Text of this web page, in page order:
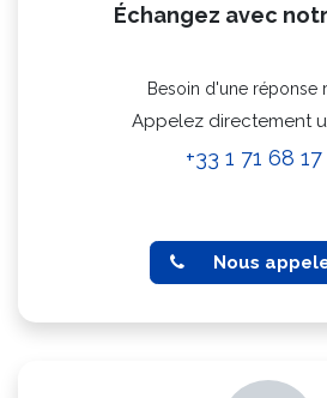
Échangez avec
Besoin d'une réponse
Appelez directement
+33 1 71 68
Nous